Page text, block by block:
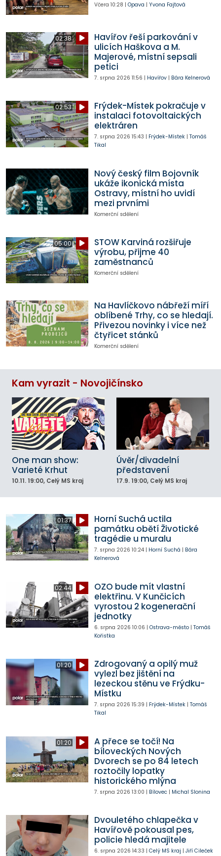
Včera 10:28 | Opava | Yvona Fajtová
02:38
Havířov řeší parkování v
ulicích Haškova a M.
Majerové, místní sepsali
petici
7. srpna 2026 11:56 | Havířov| Bára Kelnerová
02:53
Frýdek-Místek pokračuje v
instalaci fotovoltaických
elektráren
7. srpna 2026 15:43 | Frýdek-Místek| Tomáš
Tikal
Nový český film Bojovník
ukáže ikonická místa
Ostravy, místní ho uvidí
mezi prvními
Komerční sdělení
05:00
STOW Karviná rozšiřuje
výrobu, přijme 40
zaměstnanců
Komerční sdělení
Na Havlíčkovo nábřeží míří
oblíbené Trhy, co se hledají.
Přivezou novinky i více než
čtyřicet stánků
Komerční sdělení
Kam vyrazit - Novojičínsko
One man show:
Varieté Krhut
10.11. 19:00, Celý MS kraj
Úvěr/divadelní
představení
17.9. 19:00, Celý MS kraj
01:37
Horní Suchá uctila
památku obětí Životické
tragédie u muralu
7. srpna 2026 10:24| Horní Suchá | Bára
Kelnerová
02:44
OZO bude mít vlastní
elektřinu. V Kunčicích
vyrostou 2 kogenerační
jednotky
6. srpna 2026 10:06 | Ostrava-město| Tomáš
Kořistka
01:20
Zdrogovaný a opilý muž
vylezl bez jištění na
lezeckou stěnu ve Frýdku-
Místku
7. srpna 2026 15:39 | Frýdek-Místek| Tomáš
Tikal
01:20
A přece se točí! Na
bíloveckých Nových
Dvorech se po 84 letech
roztočily lopatky
historického mlýna
7. srpna 2026 13:00 | Bílovec| Michal Slonina
Dvouletého chlapečka v
Havířově pokousal pes,
policie hledá majitele
6. srpna 2026 14:33 | Celý MS kraj | Jiří Cileček